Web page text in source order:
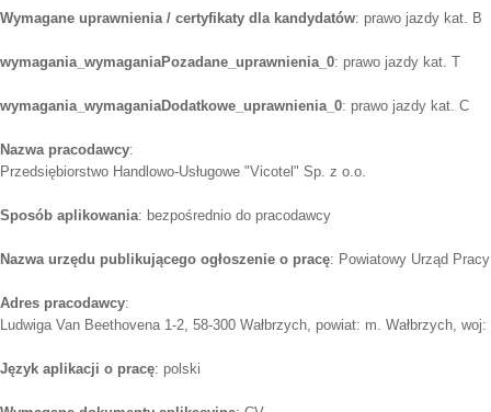
Wymagane uprawnienia / certyfikaty dla kandydatów: prawo jazdy kat. B
wymagania_wymaganiaPozadane_uprawnienia_0: prawo jazdy kat. T
wymagania_wymaganiaDodatkowe_uprawnienia_0: prawo jazdy kat. C
Nazwa pracodawcy:
Przedsiębiorstwo Handlowo-Usługowe "Vicotel" Sp. z o.o.
Sposób aplikowania: bezpośrednio do pracodawcy
Nazwa urzędu publikującego ogłoszenie o pracę: Powiatowy Urząd
Adres pracodawcy:
Ludwiga Van Beethovena 1-2, 58-300 Wałbrzych, powiat: m. Wałbrzych,
Język aplikacji o pracę: polski